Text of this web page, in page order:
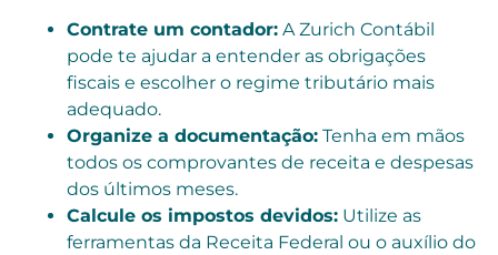
Contrate um contador: A Zurich Contábil
pode te ajudar a entender as obrigações
fiscais e escolher o regime tributário mais
adequado.
Organize a documentação: Tenha em mãos
todos os comprovantes de receita e despesas
dos últimos meses.
Calcule os impostos devidos: Utilize as
ferramentas da Receita Federal ou o auxílio do